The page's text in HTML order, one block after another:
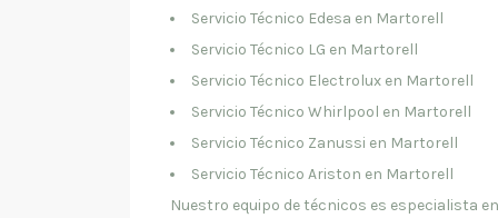
Servicio Técnico Edesa en Martorell
Servicio Técnico LG en Martorell
Servicio Técnico Electrolux en Martorell
Servicio Técnico Whirlpool en Martorell
Servicio Técnico Zanussi en Martorell
Servicio Técnico Ariston en Martorell
Nuestro equipo de técnicos es especialista